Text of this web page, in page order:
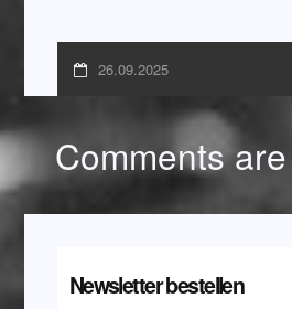
26.09.2025
Comments
Newsletter bestellen